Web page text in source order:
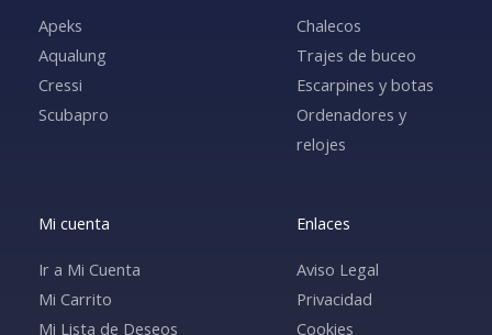
Apeks
Aqualung
Cressi
Scubapro
Chalecos
Trajes de buceo
Escarpines y botas
Ordenadores y
relojes
Mi cuenta
Ir a Mi Cuenta
Mi Carrito
Mi Lista de Deseos
Enlaces
Aviso Legal
Privacidad
Cookies